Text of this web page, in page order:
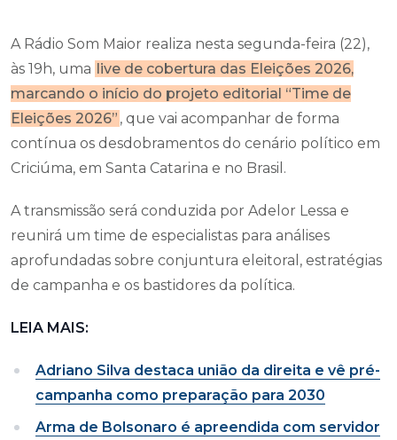
A Rádio Som Maior realiza nesta segunda-feira (22),
às 19h, uma live de cobertura das Eleições 2026,
marcando o início do projeto editorial “Time de
Eleições 2026” , que vai acompanhar de forma
contínua os desdobramentos do cenário político em
Criciúma, em Santa Catarina e no Brasil.
A transmissão será conduzida por Adelor Lessa e
reunirá um time de especialistas para análises
aprofundadas sobre conjuntura eleitoral, estratégias
de campanha e os bastidores da política.
LEIA MAIS:
Adriano Silva destaca união da direita e vê pré-
campanha como preparação para 2030
Arma de Bolsonaro é apreendida com servidor